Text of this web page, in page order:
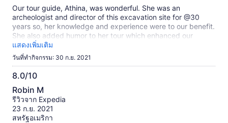
Our tour guide, Athina, was wonderful. She was an
archeologist and director of this excavation site for @30
years so, her knowledge and experience were to our benefit.
She also added humor to her tour which enhanced our
overall visit! Thank you!
แสดงเพิ่มเติม
วันที่ทำกิจกรรม: 30 ก.ย. 2021
8.0/10
8.0
จาก
10
Robin M
รีวิวจาก Expedia
23 ก.ย. 2021
สหรัฐอเมริกา